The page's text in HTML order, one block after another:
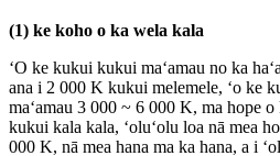
(1) ke koho o ka wela kala
ʻO ke kukui kukui maʻamau no ka
ana i 2 000 K kukui melemele, ʻo ke
maʻamau 3 000 ~ 6 000 K, ma hope
kukui kala kala, ʻoluʻolu loa nā mea
000 K, nā mea hana ma ka hana, a i